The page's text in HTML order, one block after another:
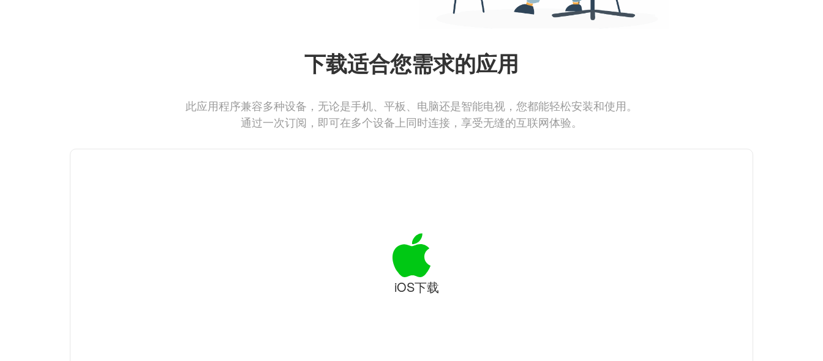
下载适合您需求的应用
此应用程序兼容多种设备，无论是手机、平板、电脑还是智能电视，您都能轻松安装和使用。
通过一次订阅，即可在多个设备上同时连接，享受无缝的互联网体验。
iOS下载